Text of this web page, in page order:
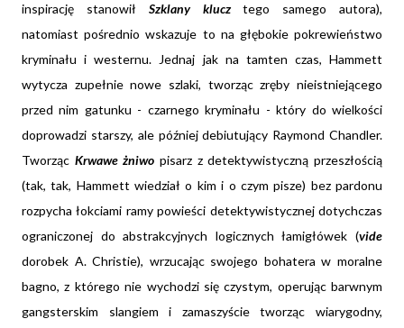
inspirację stanowił Szklany klucztego samego autora),
natomiast pośrednio wskazuje to na głębokie pokrewieństwo
kryminału i westernu. Jednaj jak na tamten czas, Hammett
wytycza zupełnie nowe szlaki, tworząc zręby nieistniejącego
przed nim gatunku - czarnego kryminału - który do wielkości
doprowadzi starszy, ale później debiutujący Raymond Chandler.
Tworząc Krwawe żniwo pisarz z detektywistyczną przeszłością
(tak, tak, Hammett wiedział o kim i o czym pisze) bez pardonu
rozpycha łokciami ramy powieści detektywistycznej dotychczas
ograniczonej do abstrakcyjnych logicznych łamigłówek (vide
dorobek A. Christie), wrzucając swojego bohatera w moralne
bagno, z którego nie wychodzi się czystym, operując barwnym
gangsterskim slangiem i zamaszyście tworząc wiarygodny,